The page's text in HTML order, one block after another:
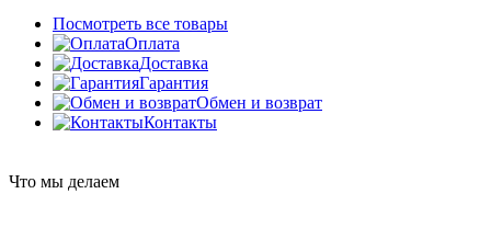
Посмотреть все товары
Оплата
Доставка
Гарантия
Обмен и возврат
Контакты
Что мы делаем